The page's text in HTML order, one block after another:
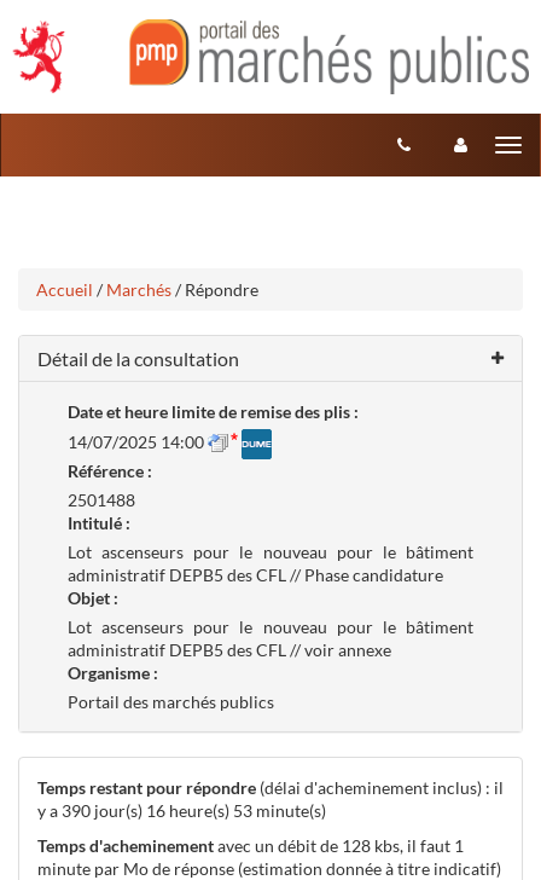
contenu
Accueil / Marchés/ Répondre
Détail de la consultation
Date et heure limite de remise des plis :
14/07/2025 14:00
Référence :
2501488
Intitulé :
Lot ascenseurs pour le nouveau pour le bâtiment
administratif DEPB5 des CFL // Phase candidature
Objet :
Lot ascenseurs pour le nouveau pour le bâtiment
administratif DEPB5 des CFL // voir annexe
Organisme :
Portail des marchés publics
Temps restant pour répondre (délai d'acheminement inclus) : il
y a 390 jour(s) 16 heure(s) 53 minute(s)
Temps d'acheminementavec un débit de 128 kbs, il faut 1
minute par Mo de réponse (estimation donnée à titre indicatif)